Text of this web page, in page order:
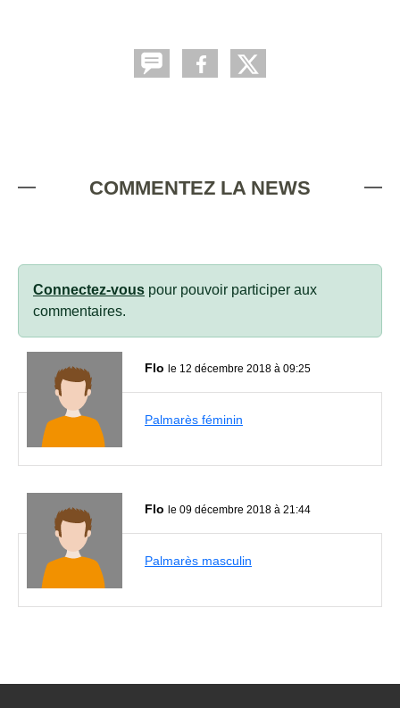
COMMENTEZ LA NEWS
Connectez-vous pour pouvoir participer aux
commentaires.
Flo le 12 décembre 2018 à 09:25
Palmarès féminin
Flo le 09 décembre 2018 à 21:44
Palmarès masculin